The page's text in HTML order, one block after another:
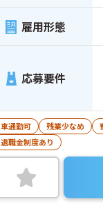
雇用形態
応募要件
車通勤可 残業少なめ
退職金制度あり